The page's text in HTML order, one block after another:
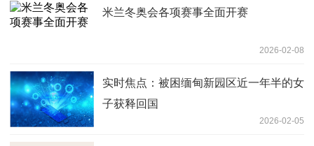
米兰冬奥会各项赛事全面开赛
2026-02-08
实时焦点：被困缅甸新园区近一年半的女
子获释回国
2026-02-05